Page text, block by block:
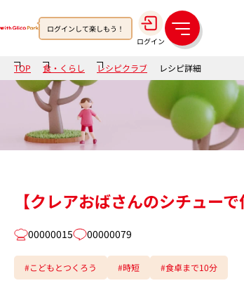
ログインして楽しもう！
ログイン
メ
ニ
ュ
ー
TOP 食・くらし レシピクラブ レシピ詳細
【クレアおばさんのシチュー
00000015 00000079
#こどもとつくろう #時短 #食卓まで10分